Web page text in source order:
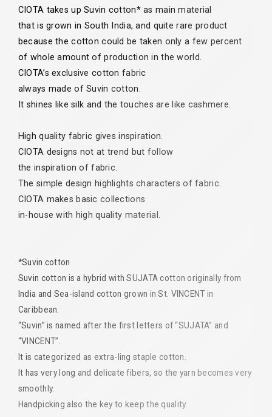
CIOTA takes up Suvin cotton* as main material
that is grown in South India,and quite rare product
because the cotton could be taken only a few percent
of whole amount of production in the world.
CIOTA’s exclusive cotton fabric
always made of Suvin cotton.
It shines like silk and the touches are like cashmere.
High quality fabric gives inspiration.
CIOTA designs not at trend but follow
the inspiration of fabric.
The simple design highlights characters of fabric.
CIOTA makes basic collections
in-house with high quality material.
*Suvin cotton
Suvin cotton is a hybrid with SUJATA cotton originally from
India and Sea-island cotton grown in St. VINCENT in
Caribbean.
“Suvin” is named after the first letters of “SUJATA” and
“VINCENT”.
It is categorized as extra-ling staple cotton.
It has very long and delicate fibers, so the yarn becomes very
smoothly.
Handpicking also the key to keep the quality.